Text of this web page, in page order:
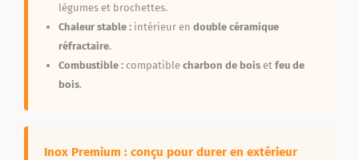
légumes et brochettes.
Chaleur stable : intérieur en double céramique
réfractaire.
Combustible : compatible charbon de bois et feu de
bois.
Inox Premium : conçu pour durer en extérieur